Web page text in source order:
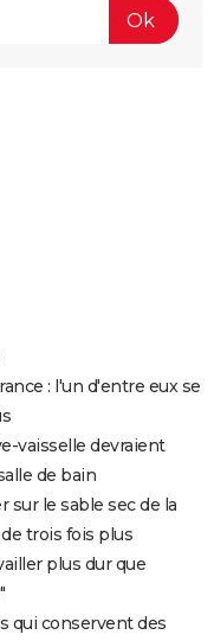
: l'un d'entre eux se
vaisselle devraient
de bain
sur le sable sec de la
trois fois plus
plus dur que
qui conservent des